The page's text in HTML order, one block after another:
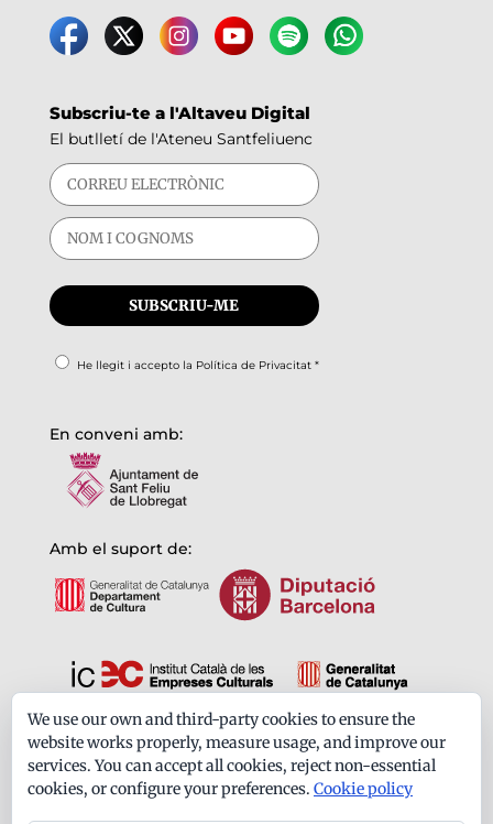
Subscriu-te a l'Altaveu Digital
El butlletí de l'Ateneu Santfeliuenc
He llegit i accepto la Política de Privacitat*
En conveni amb:
Amb el suport de:
Formem part de:
We use our own and third-party cookies to ensure the
website works properly, measure usage, and improve our
services. You can accept all cookies, reject non-essential
cookies, or configure your preferences. Cookie policy